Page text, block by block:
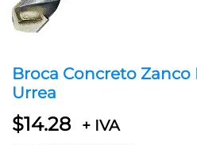
Broca Concreto Zanco
Urrea
$14.28 + IVA